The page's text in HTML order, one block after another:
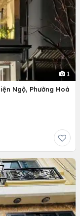
1
Ngộ, Phường Hoà